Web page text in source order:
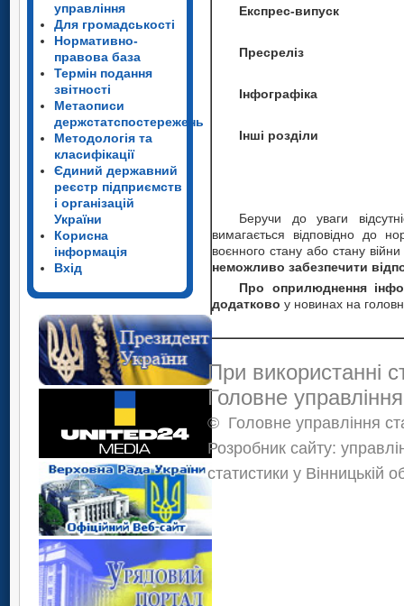
управління
Для громадськості
Нормативно-
правова база
Термін подання
звітності
Метаописи
держстатспостережень
Методологія та
класифікації
Єдиний державний
реєстр підприємств
і організацій
України
Корисна
інформація
Вхід
Експрес-випуск
Пресреліз
Інфографіка
Інші розділи
Беручи до уваги
вимагається відповідно до
воєнного стану або стану війни
неможливо забезпечити
Про оприлюднення
додатково у новинах на
При використанні
Головне
© Головне управління
Розробник сайту:
статистики у Вінницькій